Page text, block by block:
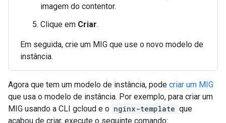
imagem do contentor.
Clique em Criar.
Em seguida, crie um MIG que use o novo modelo de
instância.
Agora que tem um modelo de instância, pode criar um MIG
que usa o modelo de instância. Por exemplo, para criar um
MIG usando a CLI gcloud e o nginx-template que
acabou de criar, execute o seguinte comando: